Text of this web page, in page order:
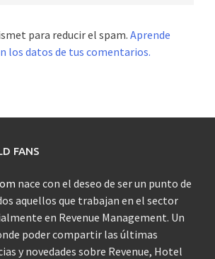
para reducir el spam. Aprende
los datos de tus comentarios.
FANS
nace con el deseo de ser un punto de
aquellos que trabajan en el sector
en Revenue Management. Un
poder compartir las últimas
y novedades sobre Revenue, Hotel